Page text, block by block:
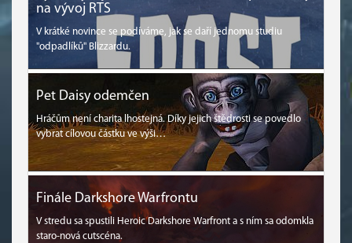
na vývoj RTS
V krátké novince se podíváme, jak se daří jednomu studiu
"odpadlíků" Blizzardu.
Pet Daisy odemčen
Hráčům není charita lhostejná. Díky jejich štědrosti se povedlo
vybrat cílovou částku ve výši…
Finále Darkshore Warfrontu
V stredu sa spustili Heroic Darkshore Warfront a s ním sa odomkla
staro-nová cutscéna.